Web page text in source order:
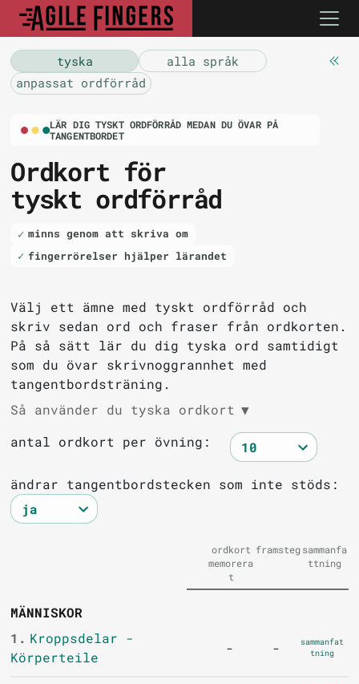
tyska
alla språk
anpassat ordförråd
LÄR DIG TYSKT ORDFÖRRÅD MEDAN DU ÖVAR PÅ
TANGENTBORDET
Ordkort för
tyskt ordförråd
minns genom att skriva om
fingerrörelser hjälper lärandet
Välj ett ämne med tyskt ordförråd och
skriv sedan ord och fraser från ordkorten.
På så sätt lär du dig tyska ord samtidigt
som du övar skrivnoggrannhet med
tangentbordsträning.
Så använder du tyska ordkort ▼
antal ordkort per övning:
ändrar tangentbordstecken som inte stöds:
ordkort
memorera
t
framsteg sammanfa
ttning
MÄNNISKOR
1. Kroppsdelar -
Körperteile
- -
sammanfat
tning